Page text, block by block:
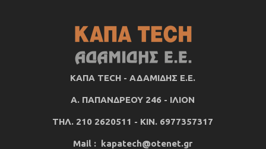
ΚΑΠΑ TECH - ΑΔΑΜΙΔΗΣ Ε.Ε.
Α. ΠΑΠΑΝΔΡΕΟΥ 246 - ΙΛΙΟΝ
ΤΗΛ. 210 2620511 - ΚΙΝ. 6977357317
Mail : kapatech@otenet.gr